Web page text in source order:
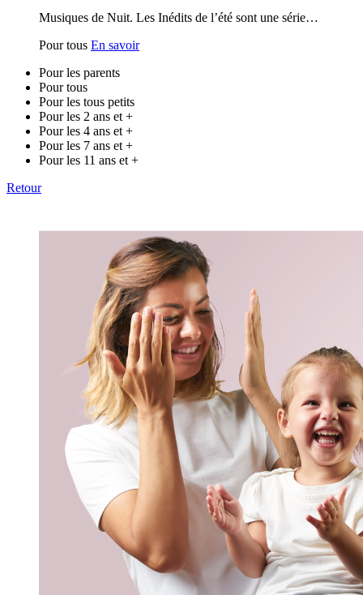
Musiques de Nuit. Les Inédits de l’été sont une série…
Pour tous En savoir
Pour les parents
Pour tous
Pour les tous petits
Pour les 2 ans et +
Pour les 4 ans et +
Pour les 7 ans et +
Pour les 11 ans et +
Retour